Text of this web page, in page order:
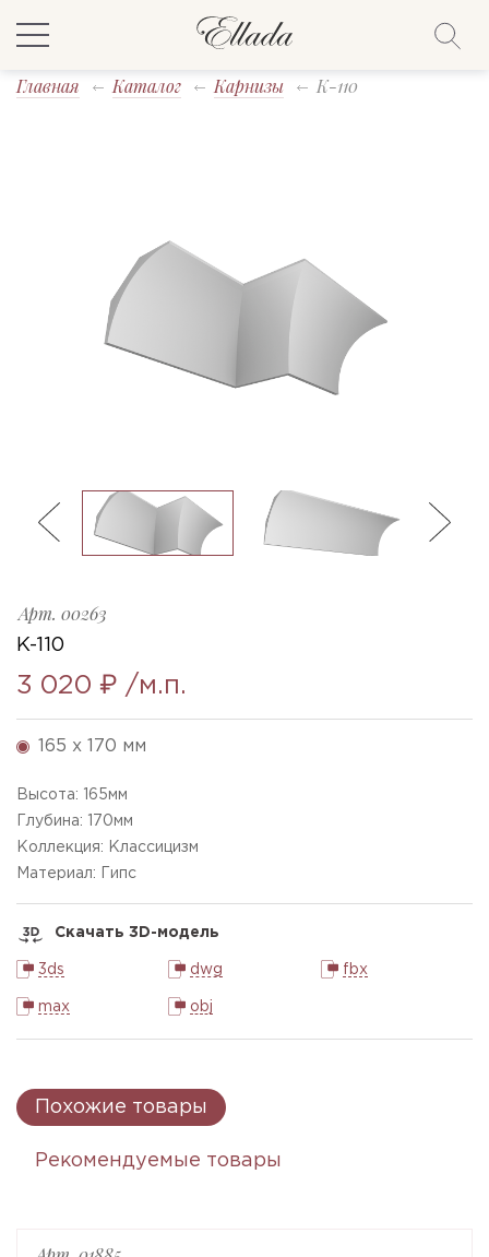
Главная Каталог Карнизы K-110
Арт. 00263
K-110
3 020 ₽ /м.п.
165 x 170 мм
Высота: 165мм
Глубина:
170мм
Коллекция: Классицизм
Материал: Гипс
Скачать 3D-модель
3ds dwg fbx
max obj
Похожие товары
Рекомендуемые товары